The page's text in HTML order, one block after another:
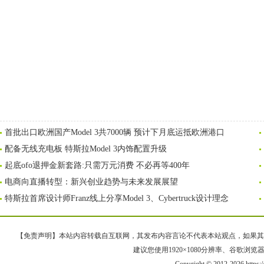
首批出口欧洲国产Model 3共7000辆 预计下月底运抵欧洲港口
配备无线充电板 特斯拉Model 3内饰配置升级
起底ofo退押金新套路:只需万元消费 不必再等400年
电商向直播转型：新兴创业趋势与未来发展展望
特斯拉首席设计师Franz线上分享Model 3、Cybertruck设计理念
【免责声明】本站内容转载自互联网，其发布内容言论不代表本站观点，如果
建议您使用1920×1080分辨率、谷歌浏览